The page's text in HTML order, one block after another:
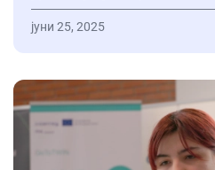
јуни 25, 2025